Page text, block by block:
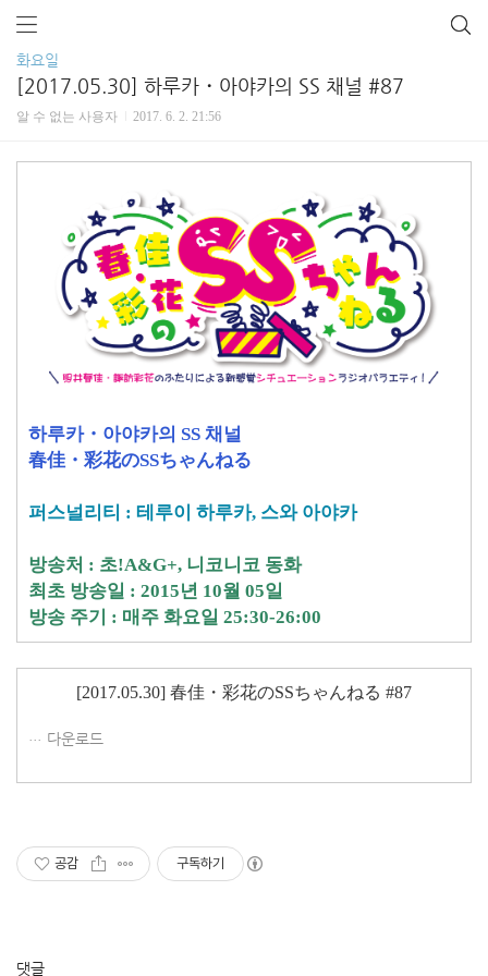
화요일
[2017.05.30] 하루카・아야카의 SS 채널 #87
알 수 없는 사용자 2017. 6. 2. 21:56
하루카・아야카의 SS 채널
春佳・彩花のSSちゃんねる
퍼스널리티 : 테루이 하루카, 스와 아야카
방송처 : 초!A&G+, 니코니코 동화
최초 방송일 : 2015년 10월 05일
방송 주기 : 매주 화요일 25:30-26:00
[2017.05.30] 春佳・彩花のSSちゃんねる #87
다운로드
공감 구독하기
댓글